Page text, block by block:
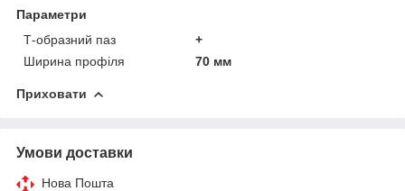
Параметри
Т-образний паз
+
Ширина профіля
70 мм
Приховати
Умови доставки
Нова Пошта